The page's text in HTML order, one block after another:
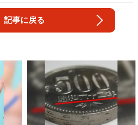
記事に戻る